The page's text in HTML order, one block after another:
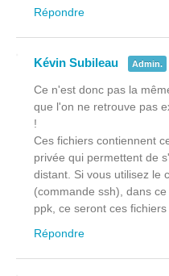
Répondre
Kévin Subileau Admin.
Ce n'est donc pas la
que l'on ne retrouve pas
!
Ces fichiers contiennent
privée qui permettent de
distant. Si vous utilisez le
(commande ssh), dans
ppk, ce seront ces
Répondre